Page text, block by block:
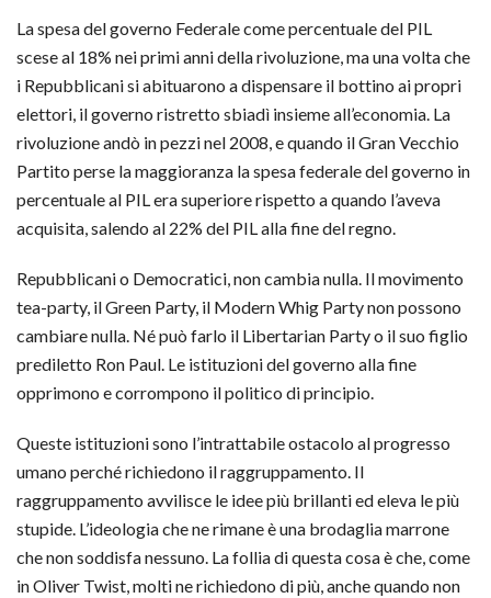
La spesa del governo Federale come percentuale del PIL
scese al 18% nei primi anni della rivoluzione, ma una volta che
i Repubblicani si abituarono a dispensare il bottino ai propri
elettori, il governo ristretto sbiadì insieme all’economia. La
rivoluzione andò in pezzi nel 2008, e quando il Gran Vecchio
Partito perse la maggioranza la spesa federale del governo in
percentuale al PIL era superiore rispetto a quando l’aveva
acquisita, salendo al 22% del PIL alla fine del regno.
Repubblicani o Democratici, non cambia nulla. Il movimento
tea-party, il Green Party, il Modern Whig Party non possono
cambiare nulla. Né può farlo il Libertarian Party o il suo figlio
prediletto Ron Paul. Le istituzioni del governo alla fine
opprimono e corrompono il politico di principio.
Queste istituzioni sono l’intrattabile ostacolo al progresso
umano perché richiedono il raggruppamento. Il
raggruppamento avvilisce le idee più brillanti ed eleva le più
stupide. L’ideologia che ne rimane è una brodaglia marrone
che non soddisfa nessuno. La follia di questa cosa è che, come
in Oliver Twist, molti ne richiedono di più, anche quando non